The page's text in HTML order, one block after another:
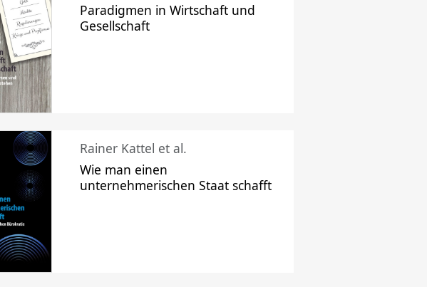
Paradigmen in Wirtschaft und
Gesellschaft
Rainer Kattel et al.
Wie man einen
unternehmerischen Staat schafft